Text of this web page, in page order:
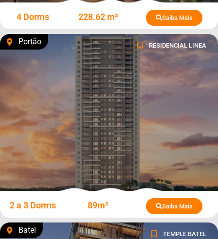
4 Dorms 228.62 m² Saiba Mais
Portão RESIDENCIAL LINEA
2 a 3 Dorms 89m² Saiba Mais
Batel TEMPLE BATEL